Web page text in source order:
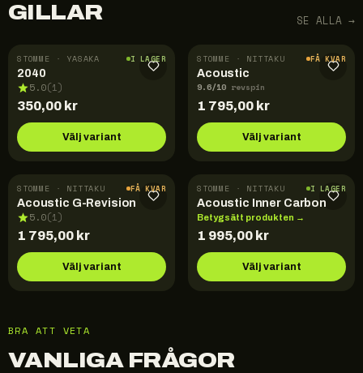
GILLAR
SE ALLA →
STOMME · YASAKA I LAGER
2040
5.0(1)
350,00 kr
Välj variant
STOMME · NITTAKU FÅ KVAR
Acoustic
9.6/10 revspin
1 795,00 kr
Välj variant
STOMME · NITTAKU FÅ KVAR
Acoustic G-Revision
5.0(1)
1 795,00 kr
Välj variant
STOMME · NITTAKU I LAGER
Acoustic Inner Carbon
Betygsätt produkten →
1 995,00 kr
Välj variant
BRA ATT VETA
VANLIGA FRÅGOR